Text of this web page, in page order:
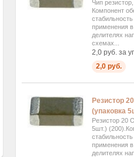
Чип
Компонент
применения в
делителях
схемах...
2,0 руб. за
2,0 руб.
Резистор
(упаковка
Резистор 20
5шт.)
применения в
делителях